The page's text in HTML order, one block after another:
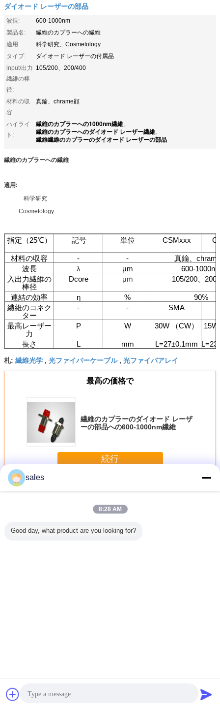
ダイオード レーザーの部品
波長:
600-1000nm
製品名:
繊維のカプラーへの繊維
適用:
科学研究、Cosmetology
タイプ:
ダイオード レーザーの付属品
lnput/出力
繊維の棒
径:
105/200、200/400
材料の収
容:
真鍮、chrame顔
ハイライ
ト:
繊維のカプラーへの1000nm繊維,
繊維のカプラーへのダイオード レーザー繊維,
繊維繊維のカプラーのダイオード レーザーの部品
繊維のカプラーへの繊維
適用:
科学研究
Cosmetology
指定（25℃） 記号 単位 CSMxxx
材料の収容 - -
真鍮、
波長
λ μm
600-
入出力繊維の
棒径
Dcore μm 105/200、
連結の効率 η %
90%
繊維のコネク
ター
- - SMA
最高レーザー
力
P W 30W （CW）
長さ L mm L=27±0.1mm
札: 繊維光学 , 光ファイバーケーブル, 光ファイバアレイ
最高の価格で
繊維のカプラーのダイオード レーザ
ーの部品への600-1000nm繊維
続行
多くダイオード レーザーの部品
連絡先
sales
8:28 AM
Good day, what product are you looking for?